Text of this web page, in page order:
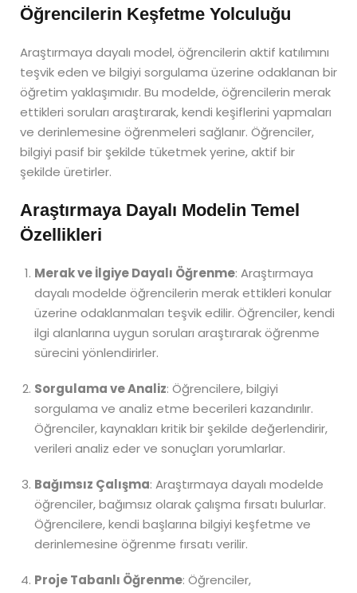
Öğrencilerin Keşfetme Yolculuğu
Araştırmaya dayalı model, öğrencilerin aktif katılımını
teşvik eden ve bilgiyi sorgulama üzerine odaklanan bir
öğretim yaklaşımıdır. Bu modelde, öğrencilerin merak
ettikleri soruları araştırarak, kendi keşiflerini yapmaları
ve derinlemesine öğrenmeleri sağlanır. Öğrenciler,
bilgiyi pasif bir şekilde tüketmek yerine, aktif bir
şekilde üretirler.
Araştırmaya Dayalı Modelin Temel
Özellikleri
Merak ve İlgiye Dayalı Öğrenme: Araştırmaya
dayalı modelde öğrencilerin merak ettikleri konular
üzerine odaklanmaları teşvik edilir. Öğrenciler, kendi
ilgi alanlarına uygun soruları araştırarak öğrenme
sürecini yönlendirirler.
Sorgulama ve Analiz: Öğrencilere, bilgiyi
sorgulama ve analiz etme becerileri kazandırılır.
Öğrenciler, kaynakları kritik bir şekilde değerlendirir,
verileri analiz eder ve sonuçları yorumlarlar.
Bağımsız Çalışma: Araştırmaya dayalı modelde
öğrenciler, bağımsız olarak çalışma fırsatı bulurlar.
Öğrencilere, kendi başlarına bilgiyi keşfetme ve
derinlemesine öğrenme fırsatı verilir.
Proje Tabanlı Öğrenme: Öğrenciler,